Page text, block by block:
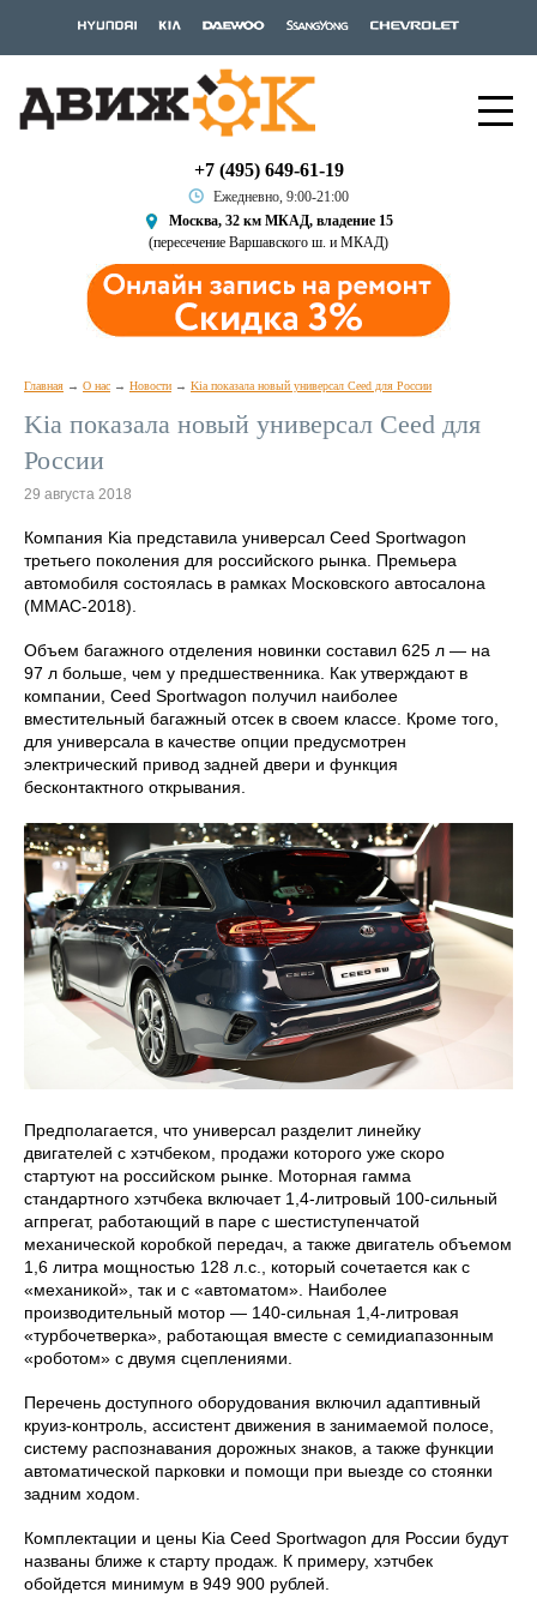
+7 (495) 649-61-19
Ежедневно, 9:00-21:00
Москва, 32 км МКАД, владение 15
(пересечение Варшавского ш. и МКАД)
Главная О нас Новости Kia показала новый универсал Ceed для России
Kia показала новый универсал Ceed для
России
29 августа 2018
Компания Kia представила универсал Ceed Sportwagon
третьего поколения для российского рынка. Премьера
автомобиля состоялась в рамках Московского автосалона
(ММАС-2018).
Объем багажного отделения новинки составил 625 л — на
97 л больше, чем у предшественника. Как утверждают в
компании, Ceed Sportwagon получил наиболее
вместительный багажный отсек в своем классе. Кроме того,
для универсала в качестве опции предусмотрен
электрический привод задней двери и функция
бесконтактного открывания.
Предполагается, что универсал разделит линейку
двигателей с хэтчбеком, продажи которого уже скоро
стартуют на российском рынке. Моторная гамма
стандартного хэтчбека включает 1,4-литровый 100-сильный
агпрегат, работающий в паре с шестиступенчатой
механической коробкой передач, а также двигатель объемом
1,6 литра мощностью 128 л.с., который сочетается как с
«механикой», так и с «автоматом». Наиболее
производительный мотор — 140-сильная 1,4-литровая
«турбочетверка», работающая вместе с семидиапазонным
«роботом» с двумя сцеплениями.
Перечень доступного оборудования включил адаптивный
круиз-контроль, ассистент движения в занимаемой полосе,
систему распознавания дорожных знаков, а также функции
автоматической парковки и помощи при выезде со стоянки
задним ходом.
Комплектации и цены Kia Ceed Sportwagon для России будут
названы ближе к старту продаж. К примеру, хэтчбек
обойдется минимум в 949 900 рублей.